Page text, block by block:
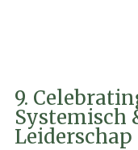
9.
Systemisch
Leiderschap